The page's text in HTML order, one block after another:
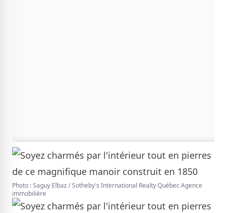
Photo : Saguy Elbaz / Sotheby's International Realty Québec Agence
immobilière